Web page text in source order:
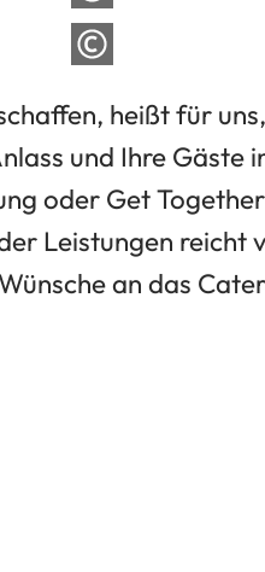
heißt für
und Ihre Gäste
oder Get
Leistungen reicht
an das